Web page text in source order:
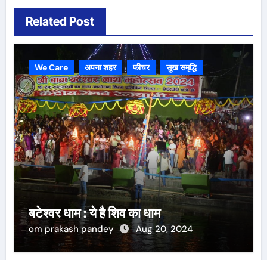
Related Post
We Care अपना शहर फीचर सुख समृद्धि
बटेश्वर धाम : ये है शिव का धाम
om prakash pandey Aug 20, 2024